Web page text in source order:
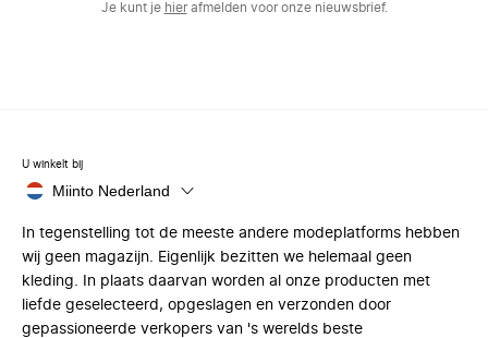
Je kunt je hierafmelden voor onze nieuwsbrief.
U winkelt bij
Miinto Nederland
In tegenstelling tot de meeste andere modeplatforms hebben
wij geen magazijn. Eigenlijk bezitten we helemaal geen
kleding. In plaats daarvan worden al onze producten met
liefde geselecteerd, opgeslagen en verzonden door
gepassioneerde verkopers van 's werelds beste